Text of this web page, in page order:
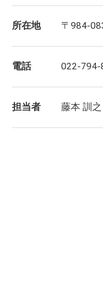
所在地 〒984-
電話 022-794-
担当者 藤本 訓之